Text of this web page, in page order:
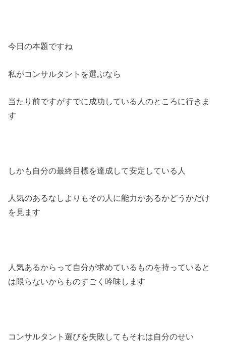
今日の本題ですね
私がコンサルタントを選ぶなら
当たり前ですがすでに成功している人のところに行きま
す
しかも自分の最終目標を達成して安定している人
人気のあるなしよりもその人に能力があるかどうかだけ
を見ます
人気あるからって自分が求めているものを持っていると
は限らないからものすごく吟味します
コンサルタント選びを失敗してもそれは自分のせい